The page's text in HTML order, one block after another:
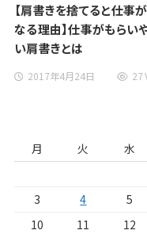
【肩書きを捨てると仕事
なる理由】仕事がもらい
い肩書きとは
2017年4月24日 27
月
火 水
3
4 5
10
11 12